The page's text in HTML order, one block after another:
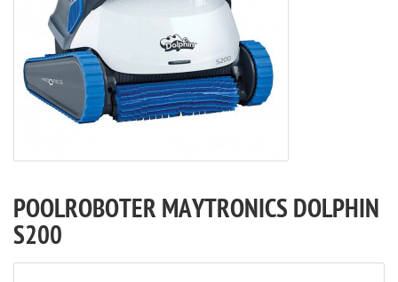
POOLROBOTER MAYTRONICS DOLPHIN
S200